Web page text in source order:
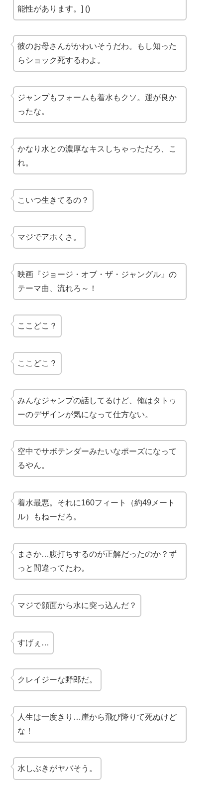
能性があります。] ()
彼のお母さんがかわいそうだわ。もし知った
らショック死するわよ。
ジャンプもフォームも着水もクソ。運が良か
ったな。
かなり 水との濃厚なキス しちゃっただろ、こ
れ。
こいつ生きてるの？
マジでアホくさ。
映画『ジョージ・オブ・ザ・ジャングル』の
テーマ曲、流れろ～！
ここどこ？
ここどこ？
みんなジャンプの話してるけど、俺はタトゥ
ーのデザインが気になって仕方ない。
空中でサボテンダーみたいなポーズになって
るやん。
着水最悪。それに160フィート（約49メート
ル）もねーだろ。
まさか…腹打ちするのが正解だったのか？ず
っと間違ってたわ。
マジで顔面から水に突っ込んだ？
すげぇ…
クレイジーな野郎だ。
人生は一度きり…崖から飛び降りて死ぬけど
な！
水しぶきがヤバそう。